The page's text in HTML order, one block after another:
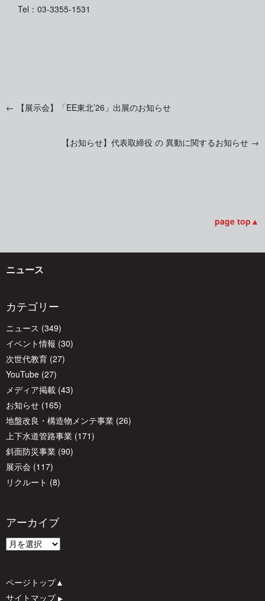
Tel：03-3355-1531
投
ゲ
ー
シ
ョ
ン
← 【展示会】「EE東北’26」出展のお知らせ
【お知らせ】代表取締役 の 異動に関するお知らせ →
page top▲
ニュース
カテゴリー
ニュース (349)
イベント情報 (30)
次世代教育 (27)
YouTube (27)
メディア掲載 (43)
お知らせ (165)
地盤改良・構造物メンテ事業 (26)
上下水道管路事業 (171)
斜面防災事業 (90)
展示会 (117)
リクルート (8)
アーカイブ
ア
ページトップ▲
サイトマップ ▲